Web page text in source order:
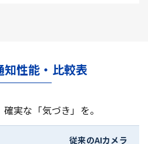
性能・比較表
実な「気づき」を。
従来のAIカメラ